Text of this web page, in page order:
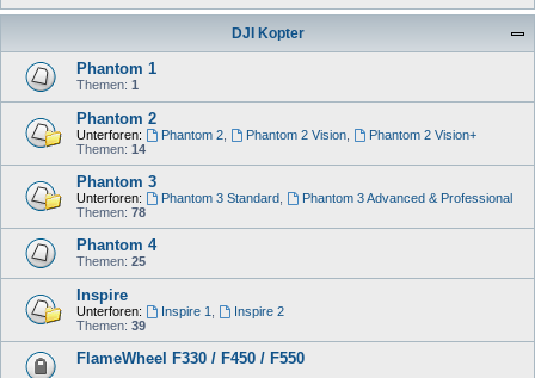
DJI Kopter
Phantom 1
Themen: 1
Phantom 2
Unterforen: Phantom 2, Phantom 2 Vision,
Phantom 2 Vision+
Themen: 14
Phantom 3
Unterforen: Phantom 3 Standard,
Phantom 3 Advanced & Professional
Themen: 78
Phantom 4
Themen: 25
Inspire
Unterforen: Inspire 1
Inspire 2
Themen: 39
FlameWheel F330 / F450 / F550